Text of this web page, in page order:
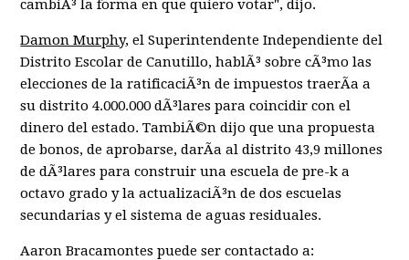
cambiÃ³ la forma en que quiero votar", dijo.
Damon Murphy, el Superintendente Independiente del
Distrito Escolar de Canutillo, hablÃ³ sobre cÃ³mo las
elecciones de la ratificaciÃ³n de impuestos traerÃ­a a
su distrito 4.000.000 dÃ³lares para coincidir con el
dinero del estado. TambiÃ©n dijo que una propuesta
de bonos, de aprobarse, darÃ­a al distrito 43,9 millones
de dÃ³lares para construir una escuela de pre-k a
octavo grado y la actualizaciÃ³n de dos escuelas
secundarias y el sistema de aguas residuales.
Aaron Bracamontes puede ser contactado a: